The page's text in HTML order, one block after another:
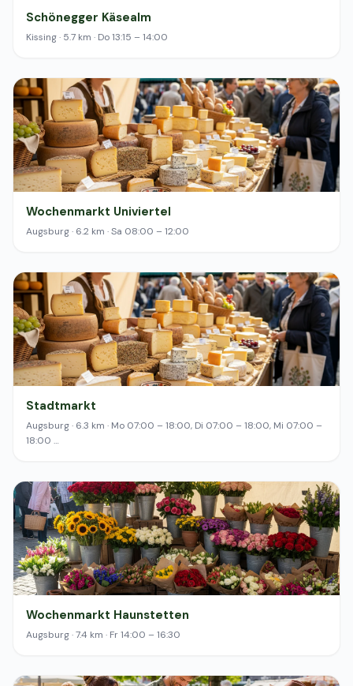
Schönegger Käsealm
Kissing · 5.7 km · Do 13:15 – 14:00
Wochenmarkt Univiertel
Augsburg · 6.2 km · Sa 08:00 – 12:00
Stadtmarkt
Augsburg · 6.3 km · Mo 07:00 – 18:00, Di 07:00 – 18:00, Mi 07:00 –
18:00 …
Wochenmarkt Haunstetten
Augsburg · 7.4 km · Fr 14:00 – 16:30